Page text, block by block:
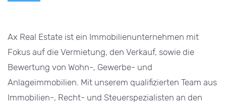
Ax Real Estate ist ein Immobilienunternehmen mit
Fokus auf die Vermietung, den Verkauf, sowie die
Bewertung von Wohn-, Gewerbe- und
Anlageimmobilien. Mit unserem qualifizierten Team aus
Immobilien-, Recht- und Steuerspezialisten an den